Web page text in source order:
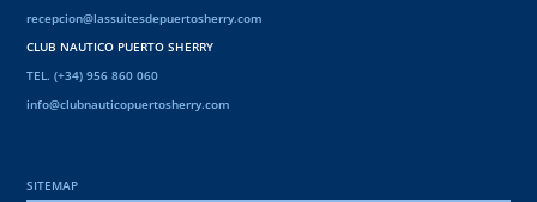
recepcion@lassuitesdepuertosherry.com
CLUB NAUTICO PUERTO SHERRY
TEL. (+34) 956 860 060
info@clubnauticopuertosherry.com
SITEMAP